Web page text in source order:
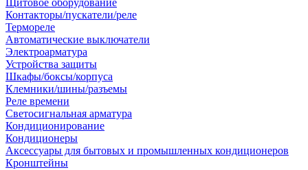
Щитовое оборудование
Контакторы/пускатели/реле
Термореле
Автоматические выключатели
Электроарматура
Устройства защиты
Шкафы/боксы/корпуса
Клемники/шины/разъемы
Реле времени
Светосигнальная арматура
Кондиционирование
Кондиционеры
Аксессуары для бытовых и промышленных кондиционеров
Кронштейны